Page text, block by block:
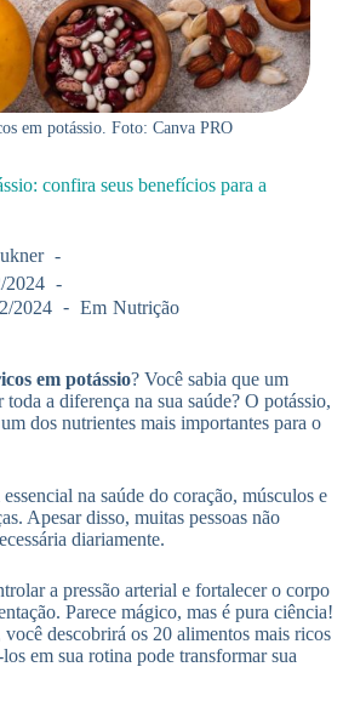
em potássio. Foto: Canva PRO
confira seus benefícios para a
2024
2024 Em Nutrição
em potássio? Você sabia que um
a diferença na sua saúde? O potássio,
dos nutrientes mais importantes para o
na saúde do coração, músculos e
Apesar disso, muitas pessoas não
diariamente.
a pressão arterial e fortalecer o corpo
Parece mágico, mas é pura ciência!
você descobrirá os 20 alimentos mais ricos
em sua rotina pode transformar sua